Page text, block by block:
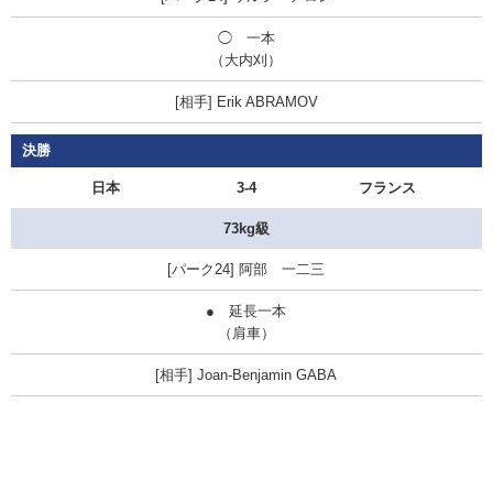
◯ 一本
（大内刈）
Erik ABRAMOV
決勝
日本 3-4 フランス
73kg級
阿部 一二三
● 延長一本
（肩車）
Joan-Benjamin GABA